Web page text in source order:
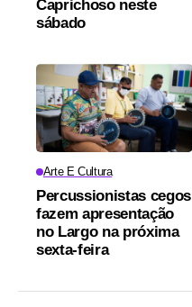
Caprichoso neste
sábado
Arte E Cultura
Percussionistas cegos
fazem apresentação
no Largo na próxima
sexta-feira